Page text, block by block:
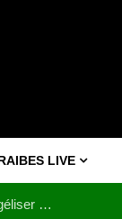
LIVE
Joy Clerf Derisier, sur les traces de son père : évangéliser par la musique